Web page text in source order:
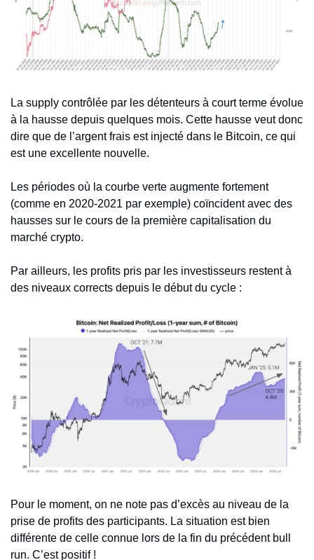
La supply contrôlée par les détenteurs à court terme évolue
à la hausse depuis quelques mois. Cette hausse veut donc
dire que de l’argent frais est injecté dans le Bitcoin, ce qui
est une excellente nouvelle.
Les périodes où la courbe verte augmente fortement
(comme en 2020-2021 par exemple) coïncident avec des
hausses sur le cours de la première capitalisation du
marché crypto.
Par ailleurs, les profits pris par les investisseurs restent à
des niveaux corrects depuis le début du cycle :
Pour le moment, on ne note pas d’excès au niveau de la
prise de profits des participants. La situation est bien
différente de celle connue lors de la fin du précédent bull
run. C’est positif !